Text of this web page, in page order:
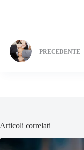
PRECEDENTE
Articoli correlati